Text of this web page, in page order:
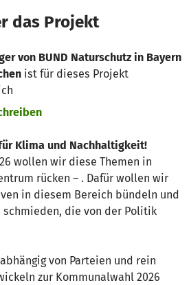
das Projekt
von BUND Naturschutz in Bayern
ist für dieses Projekt
Klima und Nachhaltigkeit!
wollen wir diese Themen in
rücken – . Dafür wollen wir
in diesem Bereich bündeln und
schmieden, die von der Politik
von Parteien und rein
zur Kommunalwahl 2026